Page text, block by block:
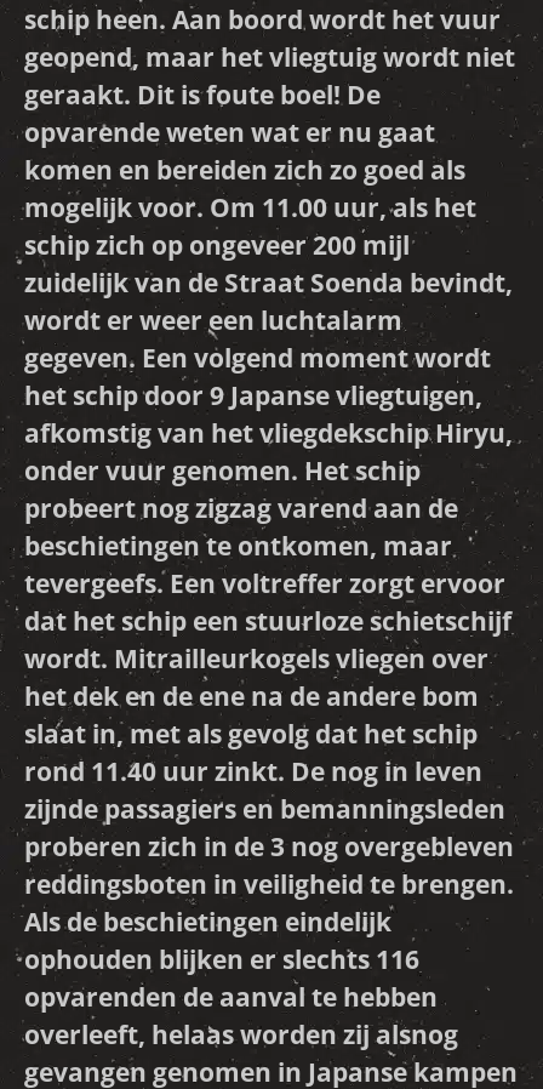
schip heen. Aan boord wordt het vuur
geopend, maar het vliegtuig wordt niet
geraakt. Dit is foute boel! De
opvarende weten wat er nu gaat
komen en bereiden zich zo goed als
mogelijk voor. Om 11.00 uur, als het
schip zich op ongeveer 200 mijl
zuidelijk van de Straat Soenda bevindt,
wordt er weer een luchtalarm
gegeven. Een volgend moment wordt
het schip door 9 Japanse vliegtuigen,
afkomstig van het vliegdekschip Hiryu,
onder vuur genomen. Het schip
probeert nog zigzag varend aan de
beschietingen te ontkomen, maar
tevergeefs. Een voltreffer zorgt ervoor
dat het schip een stuurloze schietschijf
wordt. Mitrailleurkogels vliegen over
het dek en de ene na de andere bom
slaat in, met als gevolg dat het schip
rond 11.40 uur zinkt. De nog in leven
zijnde passagiers en bemanningsleden
proberen zich in de 3 nog overgebleven
reddingsboten in veiligheid te brengen.
Als de beschietingen eindelijk
ophouden blijken er slechts 116
opvarenden de aanval te hebben
overleeft, helaas worden zij alsnog
gevangen genomen in Japanse kampen